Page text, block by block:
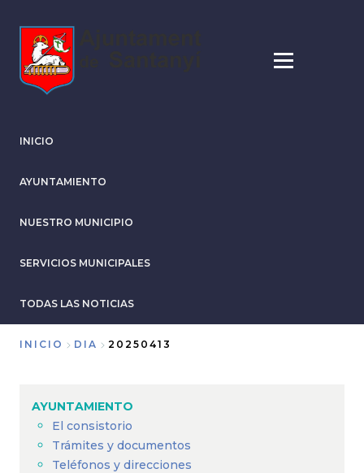
contenido
principal
INICIO
AYUNTAMIENTO
NUESTRO MUNICIPIO
SERVICIOS MUNICIPALES
TODAS LAS NOTICIAS
enlaces
de
ayuda
INICIO DIA 20250413
AYUNTAMIENTO
El consistorio
Trámites y documentos
Teléfonos y direcciones